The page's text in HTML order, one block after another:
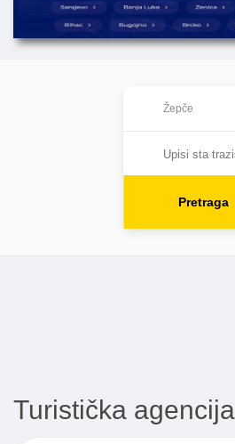
Pretraga
Turistička agencija